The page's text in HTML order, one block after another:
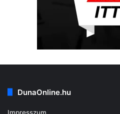
DunaOnline.hu
Impresszum